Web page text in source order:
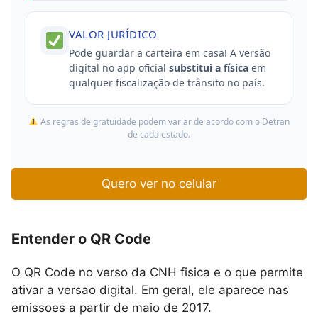
VALOR JURÍDICO
Pode guardar a carteira em casa! A versão
digital no app oficial substitui a física em
qualquer fiscalização de trânsito no país.
As regras de gratuidade podem variar de acordo com o Detran
de cada estado.
Quero ver no celular
Entender o QR Code
O QR Code no verso da CNH fisica e o que permite
ativar a versao digital. Em geral, ele aparece nas
emissoes a partir de maio de 2017.